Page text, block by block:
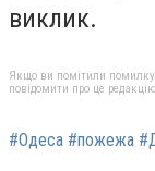
виклик.
Якщо ви помітили помилку,
повідомити про це редакцію
#Одеса #пожежа